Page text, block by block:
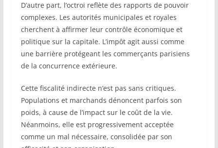
D’autre part, l’octroi reflète des rapports de pouvoir
complexes. Les autorités municipales et royales
cherchent à affirmer leur contrôle économique et
politique sur la capitale. L’impôt agit aussi comme
une barrière protégeant les commerçants parisiens
de la concurrence extérieure.
Cette fiscalité indirecte n’est pas sans critiques.
Populations et marchands dénoncent parfois son
poids, à cause de l’impact sur le coût de la vie.
Néanmoins, elle est progressivement acceptée
comme un mal nécessaire, consolidée par son